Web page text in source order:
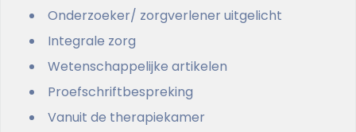
Onderzoeker/ zorgverlener uitgelicht
Integrale zorg
Wetenschappelijke artikelen
Proefschriftbespreking
Vanuit de therapiekamer